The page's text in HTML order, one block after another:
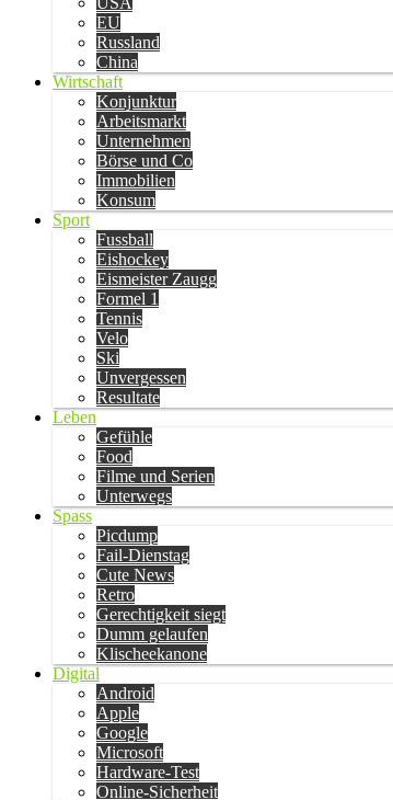
EU
Russland
China
Wirtschaft
Konjunktur
Arbeitsmarkt
Unternehmen
Börse und Co
Immobilien
Konsum
Sport
Fussball
Eishockey
Eismeister Zaugg
Formel 1
Tennis
Velo
Ski
Unvergessen
Resultate
Leben
Gefühle
Food
Filme und Serien
Unterwegs
Spass
Picdump
Fail-Dienstag
Cute News
Retro
Gerechtigkeit siegt
Dumm gelaufen
Klischeekanone
Digital
Android
Apple
Google
Microsoft
Hardware-Test
Online-Sicherheit